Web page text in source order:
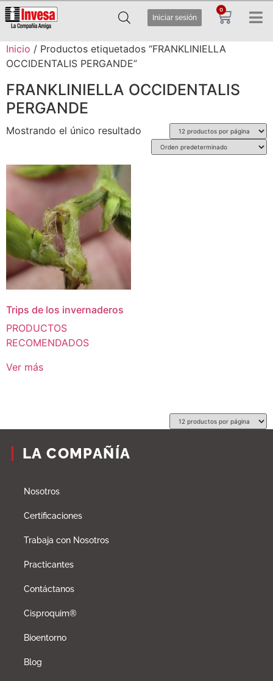
Iniciar sesión
0
Inicio / Productos etiquetados “FRANKLINIELLA
OCCIDENTALIS PERGANDE”
FRANKLINIELLA OCCIDENTALIS
PERGANDE
Mostrando el único resultado
Trips de los invernaderos
PRODUCTOS
RECOMENDADOS
Ver más
LA COMPAÑÍA
Nosotros
Certificaciones
Trabaja con Nosotros
Practicantes
Contáctanos
Cisproquim®
Bioentorno
Blog